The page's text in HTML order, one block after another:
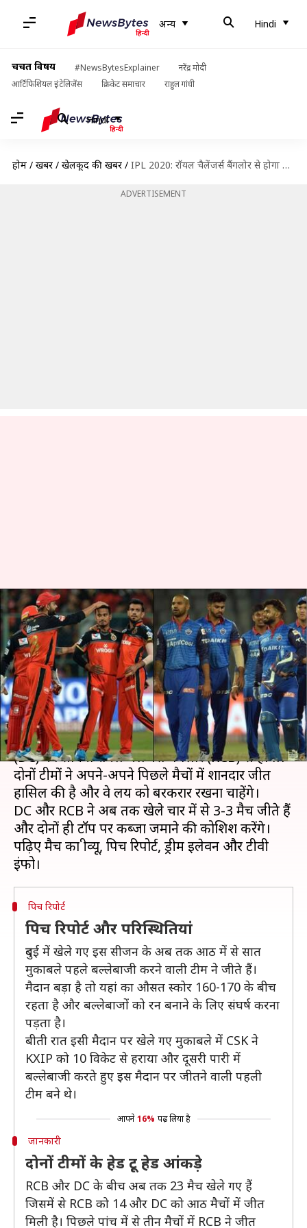
अन्य Hindi
चर्चित विषय #NewsBytesExplainer
नरेंद्र मोदी
आर्टिफिशियल इंटेलिजेंस
क्रिकेट समाचार राहुल गांधी
Hindi
होम / खबरें / खेलकूद की खबरें / IPL 2020: रॉयल चैलेंजर्स बैंगलोर से होगा दिल्ली का सामना, पिच रिपोर्ट समेत अन्य महत्वपूर्ण बातें
ADVERTISEMENT
IPL 2020: रॉयल चैलेंजर्स बैंगलोर से
होगा दिल्ली का सामना, पिच रिपोर्ट
समेत अन्य महत्वपूर्ण बातें
लेखन Neeraj Pandey Oct 05, 2020 12:15 pm
क्या है खबर?
इंडियन प्रीमियर लीग (IPL) के 19वें मैच में दिल्ली कैपिटल्स
(DC) का सामना रॉयल चैलेंजर्स बैंगलोर (RCB) से होगा।
दोनों टीमों ने अपने-अपने पिछले मैचों में शानदार जीत
हासिल की है और वे लय को बरकरार रखना चाहेंगे।
DC और RCB ने अब तक खेले चार में से 3-3 मैच जीते हैं
और दोनों ही टॉप पर कब्जा जमाने की कोशिश करेंगे।
पढ़िए मैच का प्रीव्यू, पिच रिपोर्ट, ड्रीम इलेवन और टीवी
पिच रिपोर्ट
पिच रिपोर्ट और परिस्थितियां
दुबई में खेले गए इस सीजन के अब तक आठ में से सात
मुकाबले पहले बल्लेबाजी करने वाली टीम ने जीते हैं।
मैदान बड़ा है तो यहां का औसत स्कोर 160-170 के बीच
रहता है और बल्लेबाजों को रन बनाने के लिए संघर्ष करना
पड़ता है।
बीती रात इसी मैदान पर खेले गए मुकाबले में CSK ने
KXIP को 10 विकेट से हराया और दूसरी पारी में
बल्लेबाजी करते हुए इस मैदान पर जीतने वाली पहली
टीम बने थे।
आपने 16% पढ़ लिया है
जानकारी
दोनों टीमों के हेड टू हेड आंकड़े
RCB और DC के बीच अब तक 23 मैच खेले गए हैं
जिसमें से RCB को 14 और DC को आठ मैचों में जीत
मिली है। पिछले पांच में से तीन मैचों में RCB ने जीत